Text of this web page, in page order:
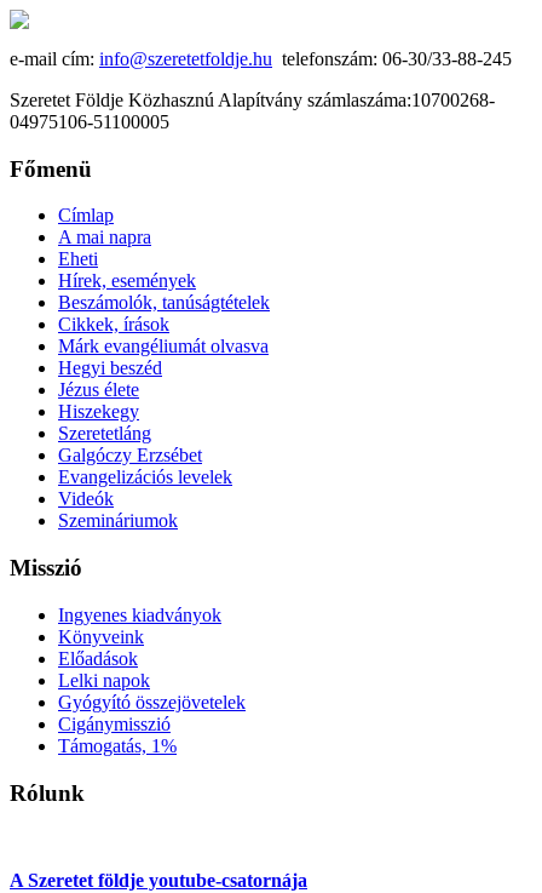
e-mail cím: info@szeretetfoldje.hu telefonszám: 06-30/33-88-245
Szeretet Földje Közhasznú Alapítvány számlaszáma:10700268-
04975106-51100005
Főmenü
Címlap
A mai napra
Eheti
Hírek, események
Beszámolók, tanúságtételek
Cikkek, írások
Márk evangéliumát olvasva
Hegyi beszéd
Jézus élete
Hiszekegy
Szeretetláng
Galgóczy Erzsébet
Evangelizációs levelek
Videók
Szemináriumok
Misszió
Ingyenes kiadványok
Könyveink
Előadások
Lelki napok
Gyógyító összejövetelek
Cigánymisszió
Támogatás, 1%
Rólunk
A Szeretet földje youtube-csatornája